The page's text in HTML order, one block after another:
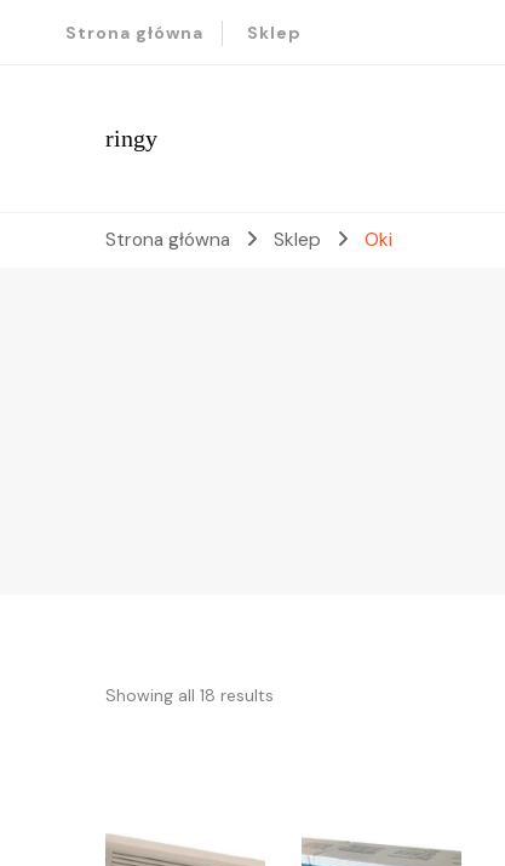
Strona główna Sklep
ringy
Strona główna Sklep Oki
Showing all 18 results